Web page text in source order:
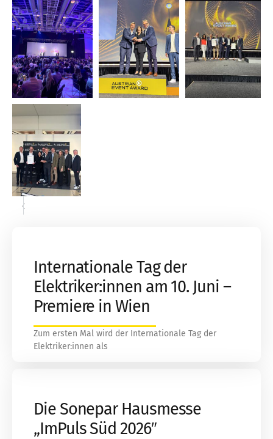
Internationale Tag der
Elektriker:innen am 10. Juni –
Premiere in Wien
Zum ersten Mal wird der Internationale Tag der
Elektriker:innen als
Die Sonepar Hausmesse
„ImPuls Süd 2026″